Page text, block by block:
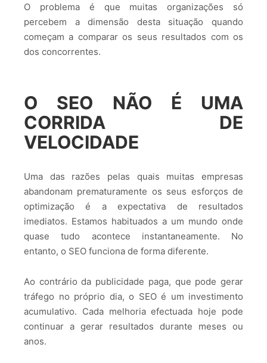
O problema é que muitas organizações só
percebem a dimensão desta situação quando
começam a comparar os seus resultados com os
dos concorrentes.
O SEO NÃO É UMA
CORRIDA DE
VELOCIDADE
Uma das razões pelas quais muitas empresas
abandonam prematuramente os seus esforços de
optimização é a expectativa de resultados
imediatos. Estamos habituados a um mundo onde
quase tudo acontece instantaneamente. No
entanto, o SEO funciona de forma diferente.
Ao contrário da publicidade paga, que pode gerar
tráfego no próprio dia, o SEO é um investimento
acumulativo. Cada melhoria efectuada hoje pode
continuar a gerar resultados durante meses ou
anos.